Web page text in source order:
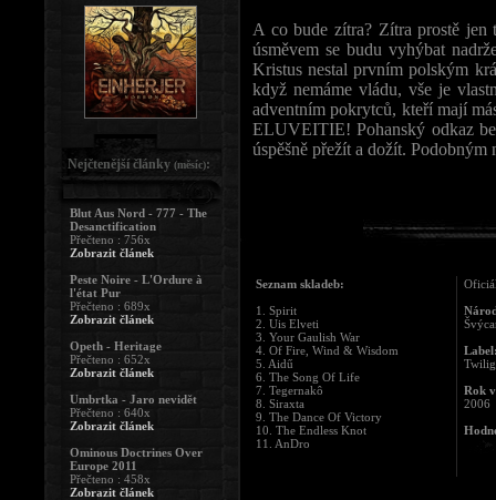
A co bude zítra? Zítra prostě
úsměvem se budu vyhýbat
Kristus nestal prvním polským
když nemáme vládu, vše je
adventním pokrytců, kteří mají
ELUVEITIE! Pohanský odkaz
úspěšně přežít a dožít.
Seznam skladeb:
1. Spirit
2. Uis Elveti
3. Your Gaulish War
4. Of Fire, Wind & Wisdom
5. Aidű
6. The Song Of Life
7. Tegernakô
8. Siraxta
9. The Dance Of Victory
10. The Endless Knot
11. AnDro
Rok
2006
Nejčtenější články (měsíc):
Blut Aus Nord - 777 - The
Desanctification
Přečteno : 756x
Zobrazit článek
Peste Noire - L'Ordure à
l'état Pur
Přečteno : 689x
Zobrazit článek
Opeth - Heritage
Přečteno : 652x
Zobrazit článek
Umbrtka - Jaro nevidět
Přečteno : 640x
Zobrazit článek
Ominous Doctrines Over
Europe 2011
Přečteno : 458x
Zobrazit článek